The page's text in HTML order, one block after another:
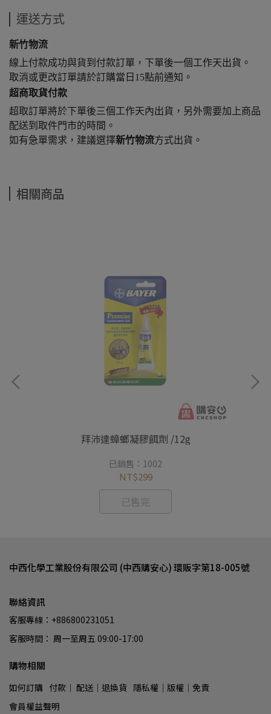
運送方式
新竹物流
線上付款成功與貨到付款訂單，下單後一個工作天出貨。
取消或更改訂單請於訂購當日15點前通知。
超商取貨付款
超取訂單將於下單後三個工作天內出貨，另外需要加上商品
配送到取件門市的時間。
如有急單需求，建議選擇新竹物流方式出貨。
相關商品
拜沛達蟑螂凝膠餌劑 /12g
已銷售：1002
NT$299
已售完
中西化學工業股份有限公司 (中西購安心) 環販字第18-005號
聯絡資訊
客服專線：+886800231051
客服時間： 周一至周五 09:00-17:00
購物相關
如何訂購 付款│ 配送│退換貨 隱私權│版權│免責
會員權益聲明